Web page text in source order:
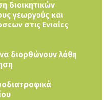
διοικητικών
γεωργούς και
στις Ενιαίες
διορθώνουν λάθη